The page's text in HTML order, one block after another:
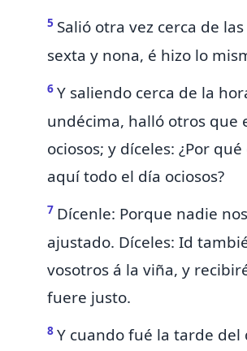
5 Salió otra vez cerca de
sexta y nona, é hizo lo
6 Y saliendo cerca de la
undécima, halló otros que
ociosos; y díceles: ¿Por
aquí todo el día ociosos?
7 Dícenle: Porque nadie
ajustado. Díceles: Id
vosotros á la viña, y
fuere justo.
8 Y cuando fué la tarde del